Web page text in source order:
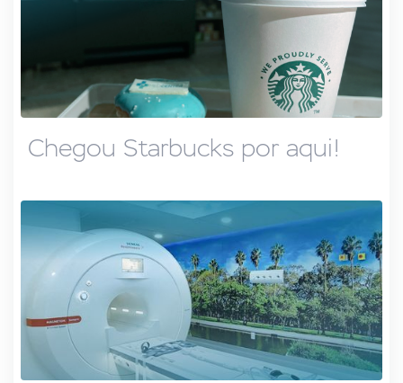
Chegou Starbucks por aqui!